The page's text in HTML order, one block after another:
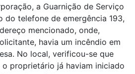
a Guarnição de Serviço
do telefone de emergência 193,
mencionado, onde,
havia um incêndio em
No local, verificou-se que
proprietário já haviam iniciado